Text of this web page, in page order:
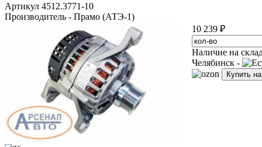
Артикул 4512.3771-10
Производитель - Прамо (АТЭ-1)
10 239 ₽
Наличие на
Челябинск -
Купить